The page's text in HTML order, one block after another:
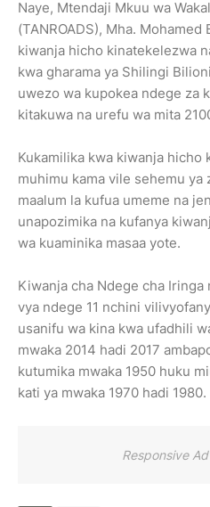
Naye, Mtendaji Mkuu wa
(TANROADS), Mha.
kiwanja hicho kinatekelezwa
kwa gharama ya Shilingi
uwezo wa kupokea ndege za
kitakuwa na urefu wa mita
Kukamilika kwa kiwanja hicho
muhimu kama vile sehemu ya
maalum la kufua umeme na
unapozimika na kufanya
wa kuaminika masaa yote.
Kiwanja cha Ndege cha
vya ndege 11 nchini
usanifu wa kina kwa ufadhili
mwaka 2014 hadi 2017
kutumika mwaka 1950 huku
kati ya mwaka 1970 hadi 1980.
Responsive